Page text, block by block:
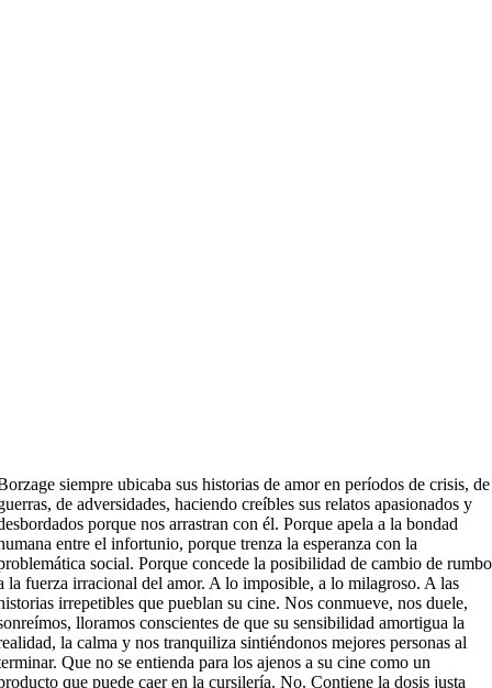
siempre ubicaba sus historias de amor en períodos de crisis, de
de adversidades, haciendo creíbles sus relatos apasionados y
porque nos arrastran con él. Porque apela a la bondad
entre el infortunio, porque trenza la esperanza con la
social. Porque concede la posibilidad de cambio de rumbo
la fuerza irracional del amor. A lo imposible, a lo milagroso. A las
irrepetibles que pueblan su cine. Nos conmueve, nos duele,
lloramos conscientes de que su sensibilidad amortigua la
la calma y nos tranquiliza sintiéndonos mejores personas al
Que no se entienda para los ajenos a su cine como un
que puede caer en la cursilería. No. Contiene la dosis justa